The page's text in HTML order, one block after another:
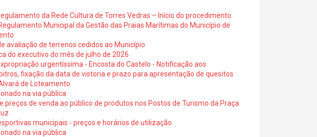
da Rede Cultura de Torres Vedras – Início do procedimento
Municipal da Gestão das Praias Marítimas do Município de
avaliação de terrenos cedidos ao Município
do executivo do mês de julho de 2026
urgentíssima - Encosta do Castelo - Notificação aos
fixação da data de vistoria e prazo para apresentação de quesitos
de Loteamento
na via pública
preços de venda ao público de produtos nos Postos de Turismo da Praça
municipais - preços e horários de utilização
na via pública